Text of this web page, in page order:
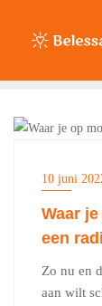
inhoud
10 juni
Waar
een
Zo nu en
aan wilt